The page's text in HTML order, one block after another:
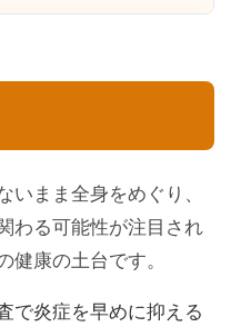
いまま全身をめぐり、
わる可能性が注目され
健康の土台です。
で炎症を早めに抑える